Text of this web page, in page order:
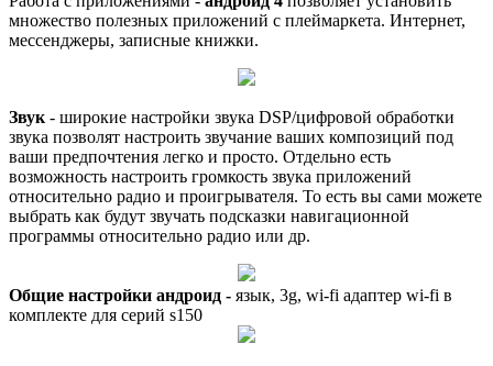
множество полезных приложений с плеймаркета. Интернет,
мессенджеры, записные книжки.
Звук - широкие настройки звука DSP/цифровой обработки
звука позволят настроить звучание ваших композиций под
ваши предпочтения легко и просто. Отдельно есть
возможность настроить громкость звука приложений
относительно радио и проигрывателя. То есть вы сами можете
выбрать как будут звучать подсказки навигационной
программы относительно радио или др.
Общие настройки андроид - язык, 3g, wi-fi адаптер wi-fi в
комплекте для серий s150